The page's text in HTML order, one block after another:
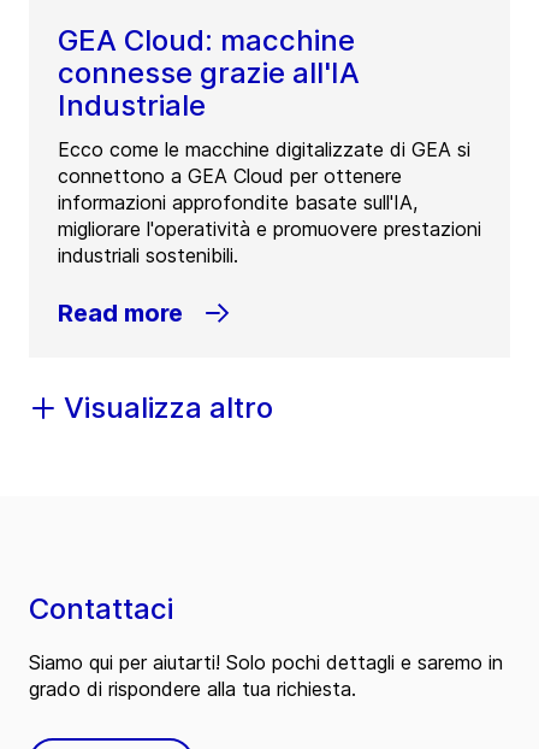
GEA Cloud: macchine
connesse grazie all'IA
Industriale
Ecco come le macchine digitalizzate di GEA si
connettono a GEA Cloud per ottenere
informazioni approfondite basate sull'IA,
migliorare l'operatività e promuovere prestazioni
industriali sostenibili.
Read more
Visualizza altro
Contattaci
Siamo qui per aiutarti! Solo pochi dettagli e saremo in
grado di rispondere alla tua richiesta.